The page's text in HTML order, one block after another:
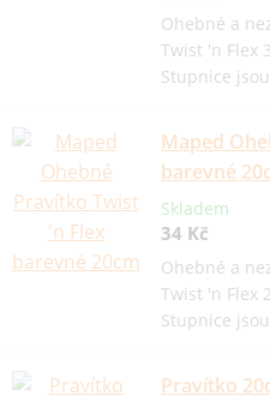
Ohebné a
Twist 'n Flex
Stupnice
Maped
barevné
Skladem
34 Kč
Ohebné a
Twist 'n Flex
Stupnice
Pravítko